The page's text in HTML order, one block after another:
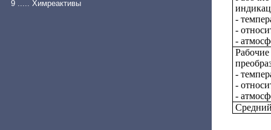
9 ..... Химреактивы
-
-
-
-
-
-